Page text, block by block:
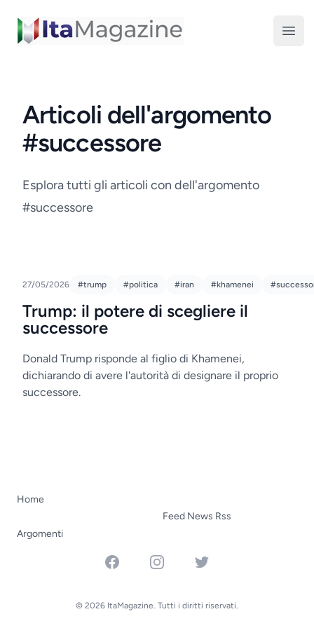
ItaMagazine
Articoli dell'argomento
#successore
Esplora tutti gli articoli con dell'argomento
#successore
27/05/2026 #trump #politica #iran #khamenei
Trump: il potere di scegliere il
successore
Donald Trump risponde al figlio di Khamenei,
dichiarando di avere l'autorità di designare il proprio
successore.
Home
Argomenti
Feed News Rss
FacebookInstagramTwitter
© 2026 ItaMagazine. Tutti i diritti riservati.